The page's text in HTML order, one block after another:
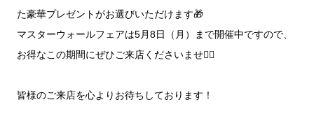
た豪華プレゼントがお選びいただけます🎁
マスターウォールフェアは5月8日（月）まで開催中ですので、
お得なこの期間にぜひご来店くださいませ💁‍♀️
皆様のご来店を心よりお待ちしております！